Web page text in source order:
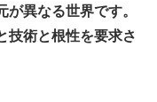
異なる世界です。
技術と根性を要求さ